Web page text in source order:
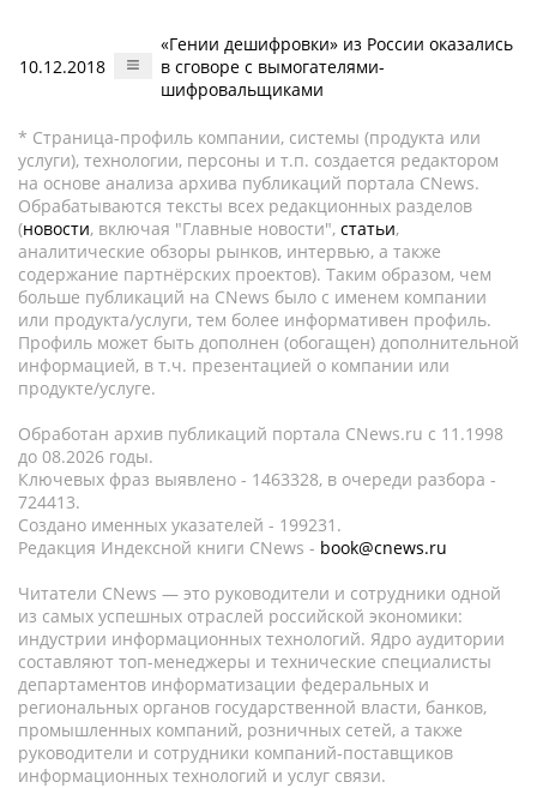
10.12.2018
«Гении дешифровки» из России оказались
в сговоре с вымогателями-
шифровальщиками
* Страница-профиль компании, системы (продукта или
услуги), технологии, персоны и т.п. создается редактором
на основе анализа архива публикаций портала CNews.
Обрабатываются тексты всех редакционных разделов
(новости, включая "Главные новости", статьи,
аналитические обзоры рынков, интервью, а также
содержание партнёрских проектов). Таким образом, чем
больше публикаций на CNews было с именем компании
или продукта/услуги, тем более информативен профиль.
Профиль может быть дополнен (обогащен) дополнительной
информацией, в т.ч. презентацией о компании или
продукте/услуге.
Обработан архив публикаций портала CNews.ru c 11.1998
до 08.2026 годы.
Ключевых фраз выявлено - 1463328, в очереди разбора -
724413.
Создано именных указателей - 199231.
Редакция Индексной книги CNews - book@cnews.ru
Читатели CNews — это руководители и сотрудники одной
из самых успешных отраслей российской экономики:
индустрии информационных технологий. Ядро аудитории
составляют топ-менеджеры и технические специалисты
департаментов информатизации федеральных и
региональных органов государственной власти, банков,
промышленных компаний, розничных сетей, а также
руководители и сотрудники компаний-поставщиков
информационных технологий и услуг связи.